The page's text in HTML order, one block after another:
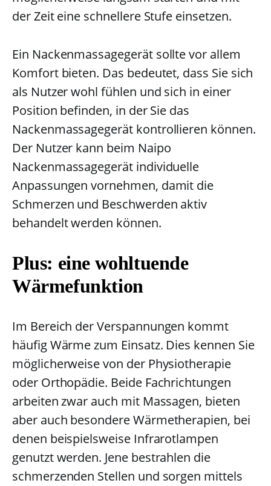
der Zeit eine schnellere Stufe einsetzen.
Ein Nackenmassagegerät sollte vor allem
Komfort bieten. Das bedeutet, dass Sie sich
als Nutzer wohl fühlen und sich in einer
Position befinden, in der Sie das
Nackenmassagegerät kontrollieren können.
Der Nutzer kann beim Naipo
Nackenmassagegerät individuelle
Anpassungen vornehmen, damit die
Schmerzen und Beschwerden aktiv
behandelt werden können.
Plus: eine wohltuende
Wärmefunktion
Im Bereich der Verspannungen kommt
häufig Wärme zum Einsatz. Dies kennen Sie
möglicherweise von der Physiotherapie
oder Orthopädie. Beide Fachrichtungen
arbeiten zwar auch mit Massagen, bieten
aber auch besondere Wärmetherapien, bei
denen beispielsweise Infrarotlampen
genutzt werden. Jene bestrahlen die
schmerzenden Stellen und sorgen mittels